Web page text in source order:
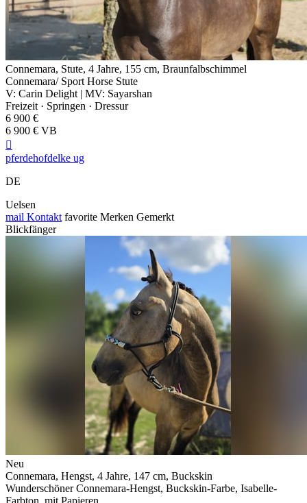
Connemara, Stute, 4 Jahre, 155 cm, Braunfalbschimmel
Connemara/ Sport Horse Stute
V: Carin Delight | MV: Sayarshan
Freizeit · Springen · Dressur
6 900 €
6 900 € VB

pferdehofdelke ug
DE
Uelsen
mail Kontakt favorite Merken Gemerkt
Blickfänger
Neu
Connemara, Hengst, 4 Jahre, 147 cm, Buckskin
Wunderschöner Connemara-Hengst, Buckskin-Farbe, Isabelle-
Farbton, mit Papieren